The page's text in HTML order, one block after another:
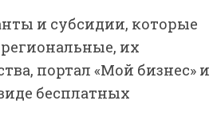
и субсидии, которые
их
портал «Мой бизнес» и
бесплатных